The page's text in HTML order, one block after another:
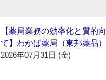
【薬局業務の効率化と質的
て】わかば薬局（東邦薬品）
2026年07月31日 (金)